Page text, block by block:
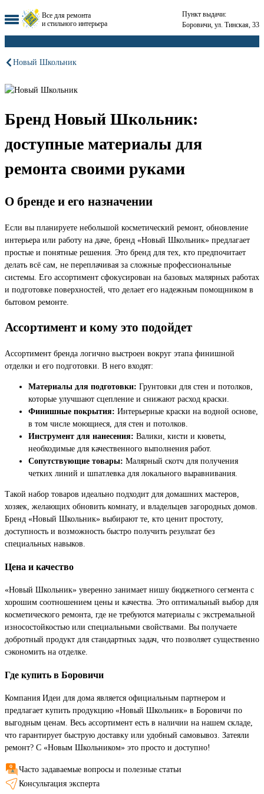
Все для ремонта
и стильного интерьера
Пункт выдачи:
Боровичи, ул. Тинская, 33
Новый Школьник
Бренд Новый Школьник:
доступные материалы для
ремонта своими руками
О бренде и его назначении
Если вы планируете небольшой косметический ремонт, обновление
интерьера или работу на даче, бренд «Новый Школьник» предлагает
простые и понятные решения. Это бренд для тех, кто предпочитает
делать всё сам, не переплачивая за сложные профессиональные
системы. Его ассортимент сфокусирован на базовых малярных работах
и подготовке поверхностей, что делает его надежным помощником в
бытовом ремонте.
Ассортимент и кому это подойдет
Ассортимент бренда логично выстроен вокруг этапа финишной
отделки и его подготовки. В него входят:
Материалы для подготовки: Грунтовки для стен и потолков,
которые улучшают сцепление и снижают расход краски.
Финишные покрытия: Интерьерные краски на водной основе,
в том числе моющиеся, для стен и потолков.
Инструмент для нанесения: Валики, кисти и кюветы,
необходимые для качественного выполнения работ.
Сопутствующие товары: Малярный скотч для получения
четких линий и шпатлевка для локального выравнивания.
Такой набор товаров идеально подходит для домашних мастеров,
хозяек, желающих обновить комнату, и владельцев загородных домов.
Бренд «Новый Школьник» выбирают те, кто ценит простоту,
доступность и возможность быстро получить результат без
специальных навыков.
Цена и качество
«Новый Школьник» уверенно занимает нишу бюджетного сегмента с
хорошим соотношением цены и качества. Это оптимальный выбор для
косметического ремонта, где не требуются материалы с экстремальной
износостойкостью или специальными свойствами. Вы получаете
добротный продукт для стандартных задач, что позволяет существенно
сэкономить на отделке.
Где купить в Боровичи
Компания Идеи для дома является официальным партнером и
предлагает купить продукцию «Новый Школьник» в Боровичи по
выгодным ценам. Весь ассортимент есть в наличии на нашем складе,
что гарантирует быструю доставку или удобный самовывоз. Затеяли
ремонт? С «Новым Школьником» это просто и доступно!
Часто задаваемые вопросы и полезные статьи
Консультация эксперта